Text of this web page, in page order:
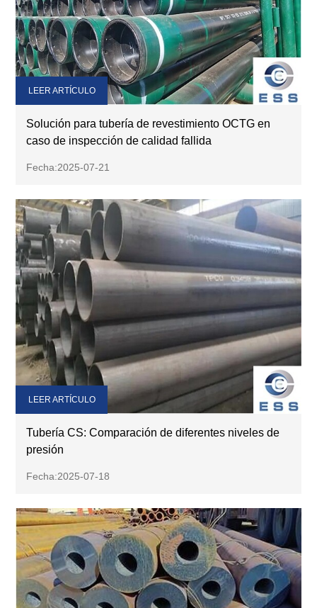
Solución para tubería de revestimiento OCTG en
caso de inspección de calidad fallida
Fecha:2025-07-21
LEER ARTÍCULO
Tubería CS: Comparación de diferentes niveles de
presión
Fecha:2025-07-18
LEER ARTÍCULO